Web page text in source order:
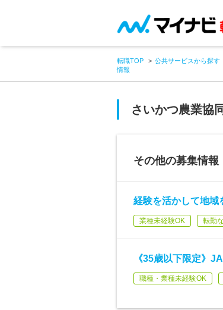
転職TOP 公共サービスから探す
情報
さいかつ農業協
その他の募集情報
経験を活かして地域
業種未経験OK 転勤
《35歳以下限定》
職種・業種未経験OK